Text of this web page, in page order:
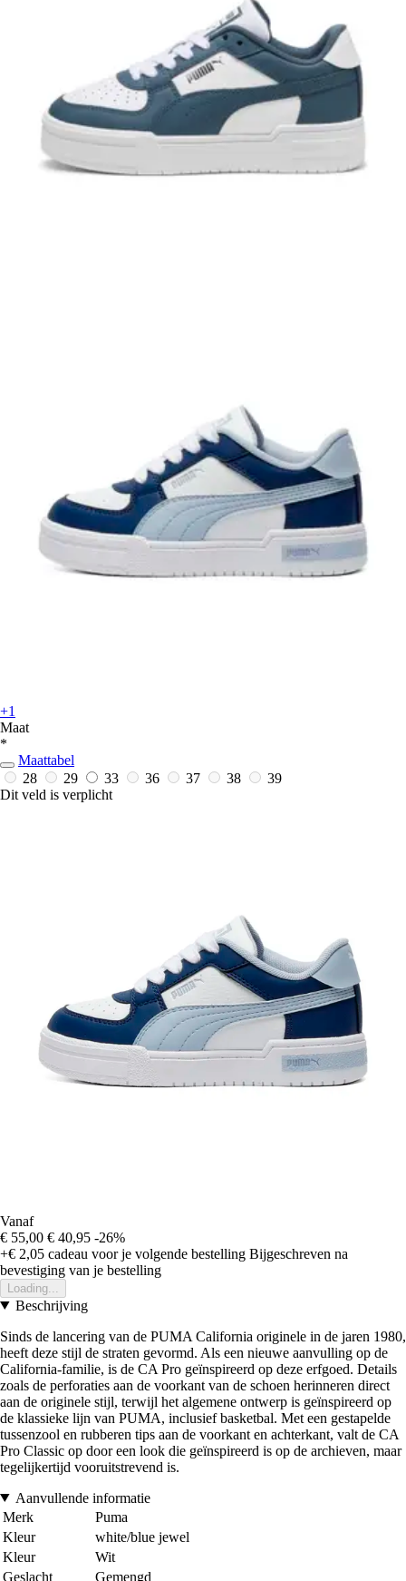
+1
Maat
*
Maattabel
28
29 33 36 37 38
39
Dit veld is verplicht
Vanaf
€ 55,00 € 40,95 -26%
+€ 2,05 cadeau voor je volgende bestelling Bijgeschreven na
bevestiging van je bestelling
Loading...
Beschrijving
Sinds de lancering van de PUMA California originele in de jaren 1980,
heeft deze stijl de straten gevormd. Als een nieuwe aanvulling op de
California-familie, is de CA Pro geïnspireerd op deze erfgoed. Details
zoals de perforaties aan de voorkant van de schoen herinneren direct
aan de originele stijl, terwijl het algemene ontwerp is geïnspireerd op
de klassieke lijn van PUMA, inclusief basketbal. Met een gestapelde
tussenzool en rubberen tips aan de voorkant en achterkant, valt de CA
Pro Classic op door een look die geïnspireerd is op de archieven, maar
tegelijkertijd vooruitstrevend is.
Aanvullende informatie
Merk
Puma
Kleur
white/blue jewel
Kleur
Wit
Geslacht
Gemengd